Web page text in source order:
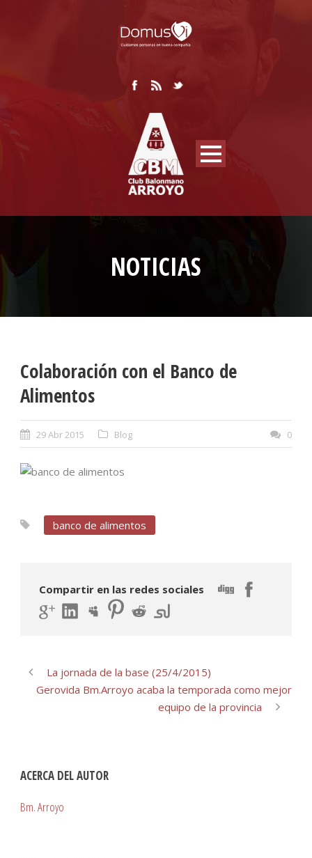
NOTICIAS
Colaboración con el Banco de
Alimentos
29 Abr 2015 Blog 0
banco de alimentos
Compartir en las redes sociales
La jornada de la base (25/4/2015)
Gerovida Bm.Arroyo acaba la temporada como mejor
equipo de la provincia
ACERCA DEL AUTOR
Bm. Arroyo